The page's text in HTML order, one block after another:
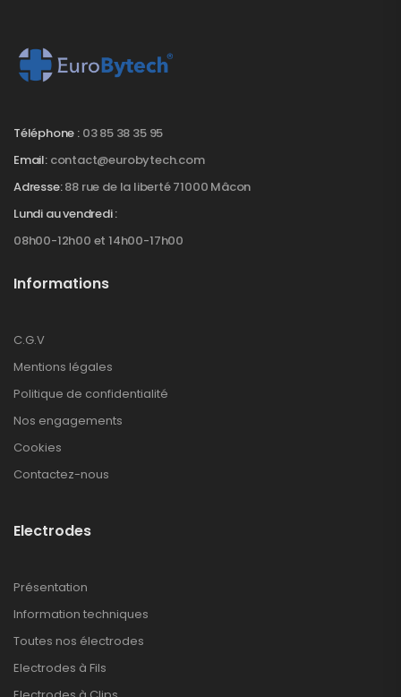
Téléphone : 03 85 38 35 95
Email: contact@eurobytech.com
Adresse:88 rue de la liberté 71000 Mâcon
Lundi au vendredi :
08h00-12h00 et 14h00-17h00
Informations
C.G.V
Mentions légales
Politique de confidentialité
Nos engagements
Cookies
Contactez-nous
Electrodes
Présentation
Information techniques
Toutes nos électrodes
Electrodes à Fils